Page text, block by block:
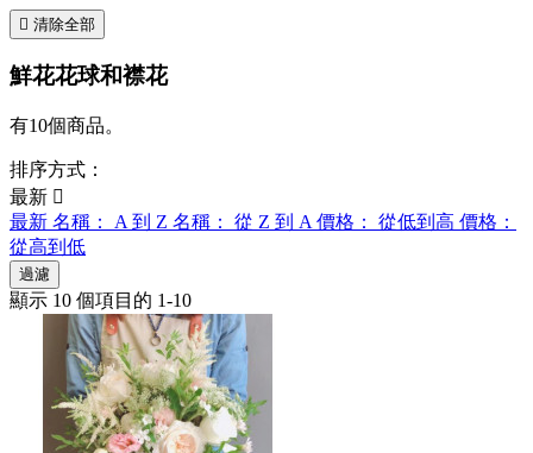
 清除全部
鮮花花球和襟花
有10個商品。
排序方式：
最新 
最新 名稱： A 到 Z 名稱： 從 Z 到 A 價格： 從低到高 價格：
從高到低
過濾
顯示 10 個項目的 1-10